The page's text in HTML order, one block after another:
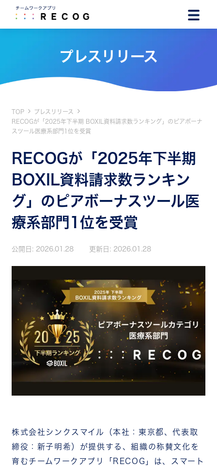
プレスリリース
TOP
プレスリリース
RECOGが「2025年下半期 BOXIL資料請求数ランキング」のピアボーナ
スツール医療系部門1位を受賞
RECOGが「2025年下半期
BOXIL資料請求数ランキン
グ」のピアボーナスツール医
療系部門1位を受賞
公開日: 2026.01.28 更新日: 2026.01.28
株式会社シンクスマイル（本社：東京都、代表取
締役：新子明希）が提供する、組織の称賛文化を
育むチームワークアプリ「RECOG」は、スマート